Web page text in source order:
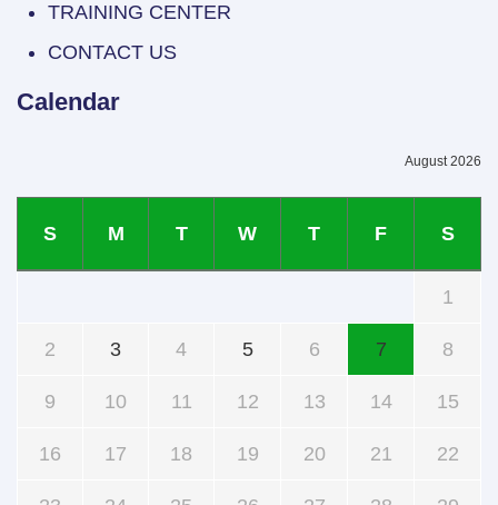
TRAINING CENTER
CONTACT US
Calendar
August 2026
S M T W T F S
1
2 3 4 5 6 7 8
9 10 11 12 13 14 15
16 17 18 19 20 21 22